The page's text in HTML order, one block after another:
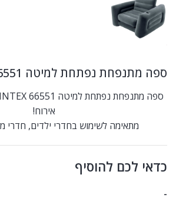
ספה מתנפחת נפתחת למיטה INTEX 66551
אירוח!
מתאימה לשימוש בחדרי ילדים, חדרי
כדאי לכם להוסיף
-